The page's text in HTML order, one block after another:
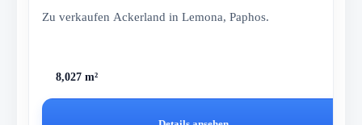
Zu verkaufen Ackerland in Lemona, Paphos.
8,027 m²